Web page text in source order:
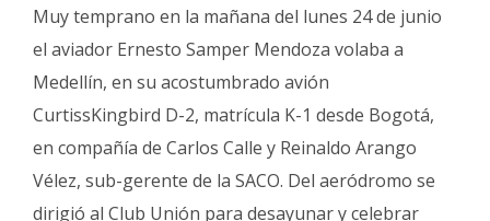
Muy temprano en la mañana del lunes 24 de junio
el aviador Ernesto Samper Mendoza volaba a
Medellín, en su acostumbrado avión
CurtissKingbird D-2, matrícula K-1 desde Bogotá,
en compañía de Carlos Calle y Reinaldo Arango
Vélez, sub-gerente de la SACO. Del aeródromo se
dirigió al Club Unión para desayunar y celebrar